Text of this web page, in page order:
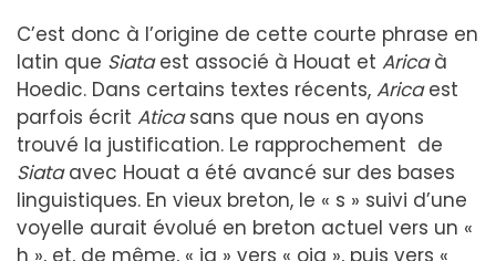
C’est donc à l’origine de cette courte phrase en
latin que Siataest associé à Houat et Aricaà
Hoedic. Dans certains textes récents, Aricaest
parfois écrit Aticasans que nous en ayons
trouvé la justification. Le rapprochement de
Siataavec Houat a été avancé sur des bases
linguistiques. En vieux breton, le « s » suivi d’une
voyelle aurait évolué en breton actuel vers un «
h », et, de même, « ia » vers « oia », puis vers «